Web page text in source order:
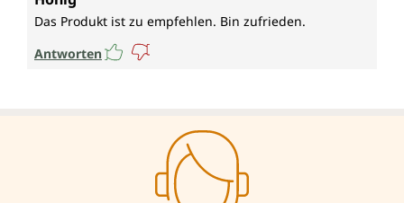
Das Produkt ist zu empfehlen. Bin zufrieden.
Antworten